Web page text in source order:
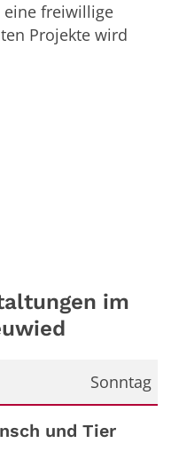
freiwillige
Projekte wird
im
Sonntag
und Tier